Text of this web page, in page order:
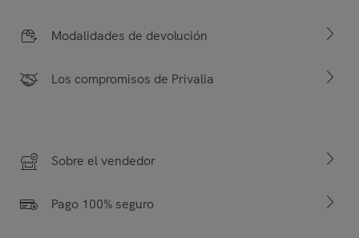
Modalidades de devolución
Los compromisos de Privalia
Sobre el vendedor
Pago 100% seguro